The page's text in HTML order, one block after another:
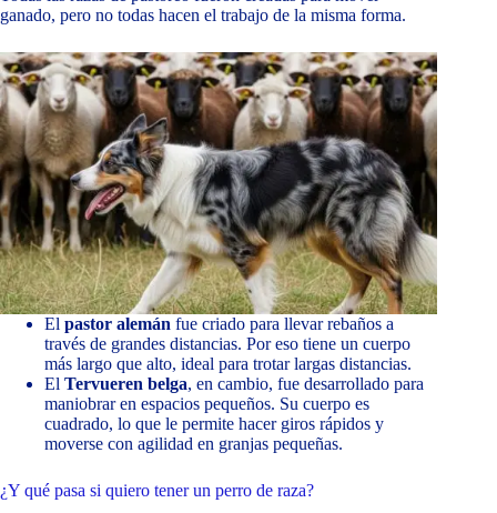
ganado, pero no todas hacen el trabajo de la misma forma.
El pastor alemán fue criado para llevar rebaños a
través de grandes distancias. Por eso tiene un cuerpo
más largo que alto, ideal para trotar largas distancias.
El Tervueren belga, en cambio, fue desarrollado para
maniobrar en espacios pequeños. Su cuerpo es
cuadrado, lo que le permite hacer giros rápidos y
moverse con agilidad en granjas pequeñas.
¿Y qué pasa si quiero tener un perro de raza?